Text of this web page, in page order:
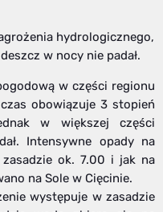
hydrologicznego,
w nocy nie padał.
w części regionu
obowiązuje 3 stopień
w większej części
Intensywne opady na
zasadzie ok. 7.00 i jak na
na Sole w Cięcinie.
występuje w zasadzie